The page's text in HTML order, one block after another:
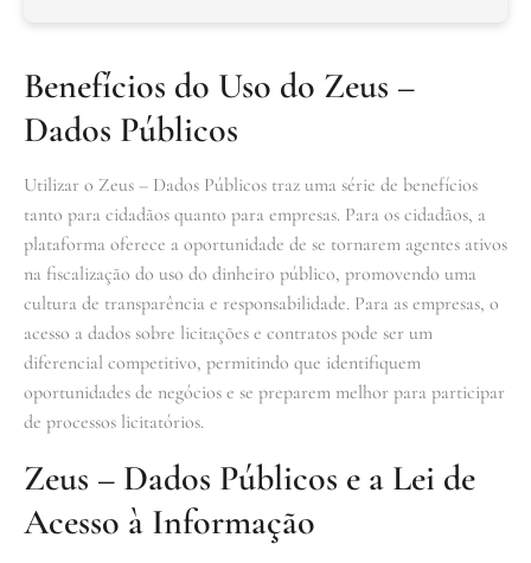
Benefícios do Uso do Zeus –
Dados Públicos
Utilizar o Zeus – Dados Públicos traz uma série de benefícios
tanto para cidadãos quanto para empresas. Para os cidadãos, a
plataforma oferece a oportunidade de se tornarem agentes ativos
na fiscalização do uso do dinheiro público, promovendo uma
cultura de transparência e responsabilidade. Para as empresas, o
acesso a dados sobre licitações e contratos pode ser um
diferencial competitivo, permitindo que identifiquem
oportunidades de negócios e se preparem melhor para participar
de processos licitatórios.
Zeus – Dados Públicos e a Lei de
Acesso à Informação